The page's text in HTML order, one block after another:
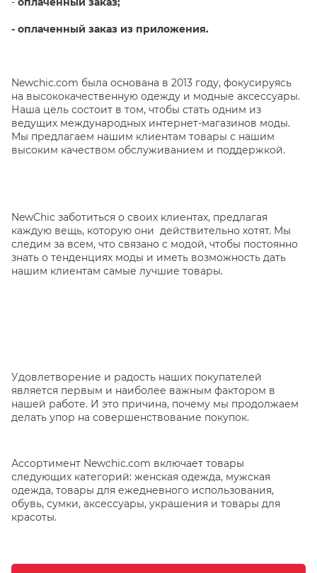
- оплаченный заказ из приложения.
Newchic.com была основана в 2013 году, фокусируясь
на высококачественную одежду и модные аксессуары.
Наша цель состоит в том, чтобы стать одним из
ведущих международных интернет-магазинов моды.
Мы предлагаем нашим клиентам товары с нашим
высоким качеством обслуживанием и поддержкой.
NewChic заботиться о своих клиентах, предлагая
каждую вещь, которую они действительно хотят. Мы
следим за всем, что связано с модой, чтобы постоянно
знать о тенденциях моды и иметь возможность дать
нашим клиентам самые лучшие товары.
Удовлетворение и радость наших покупателей
является первым и наиболее важным фактором в
нашей работе. И это причина, почему мы продолжаем
делать упор на совершенствование покупок.
Ассортимент Newchic.com включает товары
следующих категорий: женская одежда, мужская
одежда, товары для ежедневного использования,
обувь, сумки, аксессуары, украшения и товары для
красоты.